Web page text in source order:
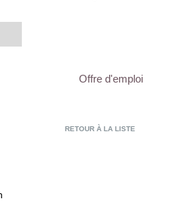
Offre d'emploi
RETOUR À LA LISTE